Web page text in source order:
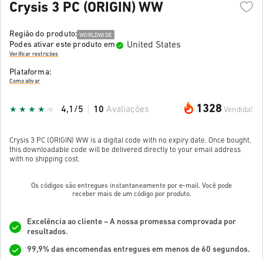
Crysis 3 PC (ORIGIN) WW
Região do produto: WORLDWIDE
Podes ativar este produto em United States
Verificar restrições
Plataforma:
Como ativar
1328 Vendida!
4,1/5 10 Avaliações
Crysis 3 PC (ORIGIN) WW is a digital code with no expiry date. Once bought,
this downloadable code will be delivered directly to your email address
with no shipping cost.
Os códigos são entregues instantaneamente por e-mail. Você pode
receber mais de um código por produto.
Excelência ao cliente – A nossa promessa comprovada por
resultados.
99,9% das encomendas entregues em menos de 60 segundos.